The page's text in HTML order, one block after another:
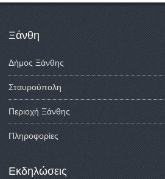
Ξάνθη
Δήμος Ξάνθης
Σταυρούπολη
Περιοχή Ξάνθης
Πληροφορίες
Εκδηλώσεις